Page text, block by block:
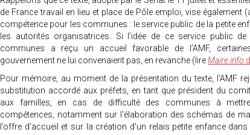
de France travail en lieu et place de Pôle emploi, vise également
compétence pour les communes : le service public de la petite
les autorités organisatrices. Si l’idée de ce service public
communes a reçu un accueil favorable de l’AMF,
gouvernement ne lui convenaient pas, en revanche (lireMaire info
Pour mémoire, au moment de la présentation du texte, l’AMF
substitution accordé aux préfets, en tant que président du
aux familles, en cas de difficulté des communes à
compétences, notamment sur l'élaboration des schémas de
l’offre d’accueil et sur la création d'un relais petite enfance